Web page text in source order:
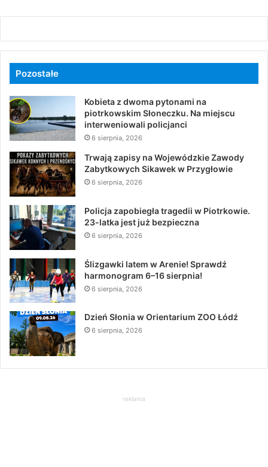
Pozostałe
Kobieta z dwoma pytonami na
piotrkowskim Słoneczku. Na miejscu
interweniowali policjanci
6 sierpnia, 2026
Trwają zapisy na Wojewódzkie Zawody
Zabytkowych Sikawek w Przygłowie
6 sierpnia, 2026
Policja zapobiegła tragedii w Piotrkowie.
23-latka jest już bezpieczna
6 sierpnia, 2026
Ślizgawki latem w Arenie! Sprawdź
harmonogram 6–16 sierpnia!
6 sierpnia, 2026
Dzień Słonia w Orientarium ZOO Łódź
6 sierpnia, 2026
reklama